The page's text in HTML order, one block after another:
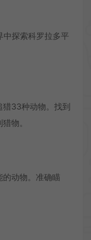
中探索科罗拉多平
33种动物。找到
物。
动物。准确瞄